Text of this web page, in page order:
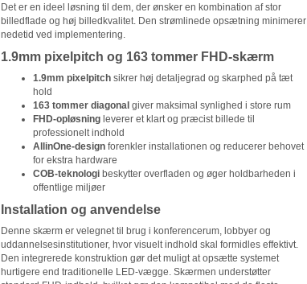
Det er en ideel løsning til dem, der ønsker en kombination af stor
billedflade og høj billedkvalitet. Den strømlinede opsætning minimerer
nedetid ved implementering.
1.9mm pixelpitch og 163 tommer FHD-skærm
1.9mm pixelpitchsikrer høj detaljegrad og skarphed på tæt
hold
163 tommer diagonal giver maksimal synlighed i store rum
FHD-opløsningleverer et klart og præcist billede til
professionelt indhold
AllinOne-designforenkler installationen og reducerer behovet
for ekstra hardware
COB-teknologibeskytter overfladen og øger holdbarheden i
offentlige miljøer
Installation og anvendelse
Denne skærm er velegnet til brug i konferencerum, lobbyer og
uddannelsesinstitutioner, hvor visuelt indhold skal formidles effektivt.
Den integrerede konstruktion gør det muligt at opsætte systemet
hurtigere end traditionelle LED-vægge. Skærmen understøtter